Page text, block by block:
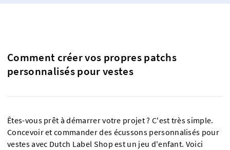
Comment créer vos propres patchs
personnalisés pour vestes
Êtes-vous prêt à démarrer votre projet ? C'est très simple.
Concevoir et commander des écussons personnalisés pour
vestes avec Dutch Label Shop est un jeu d'enfant. Voici